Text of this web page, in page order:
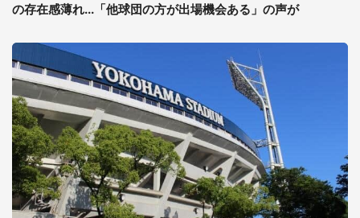
の存在感薄れ...「他球団の方が出場機会ある」の声が